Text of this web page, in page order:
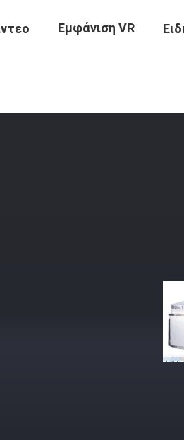
Εμφάνιση VR
Αρτοποιίας Φούρνος Πίτσας Εύκολη